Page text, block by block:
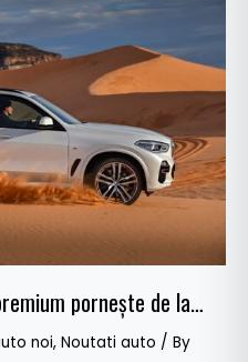
pornește de la…
noi, Noutati auto / By